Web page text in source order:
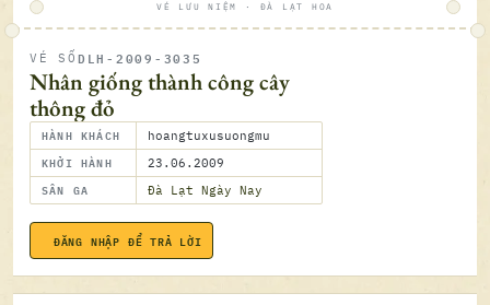
VÉ LƯU NIỆM · ĐÀ LẠT HOA
VÉ SỐ DLH-2009-3035
Nhân giống thành công cây
thông đỏ
HÀNH KHÁCH hoangtuxusuongmu
KHỞI HÀNH 23.06.2009
SÂN GA Đà Lạt Ngày Nay
ĐĂNG NHẬP ĐỂ TRẢ LỜI